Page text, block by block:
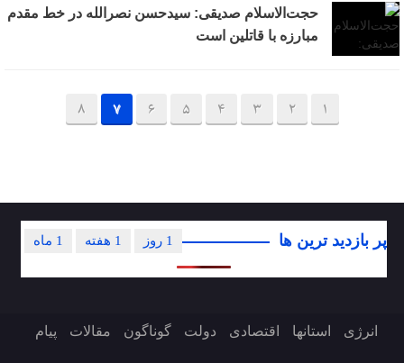
حجت‌الاسلام صدیقی: سیدحسن نصرالله در خط مقدم
مبارزه با قاتلین است
1
2
3
4
5
6
7
8
پر بازدید ترین ها 1 ماه 1 هفته 1 روز
انرژی استانها اقتصادی دولت گوناگون مقالات پیام